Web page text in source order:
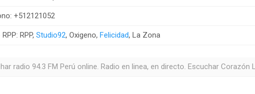
+512121052
RPP, Studio92, Oxigeno, Felicidad, La Zona
radio 94.3 FM Perú online. Radio en linea, en directo. Escuchar Corazón